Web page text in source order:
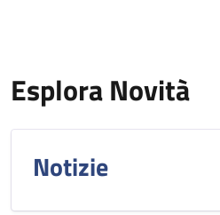
Esplora Novità
Notizie